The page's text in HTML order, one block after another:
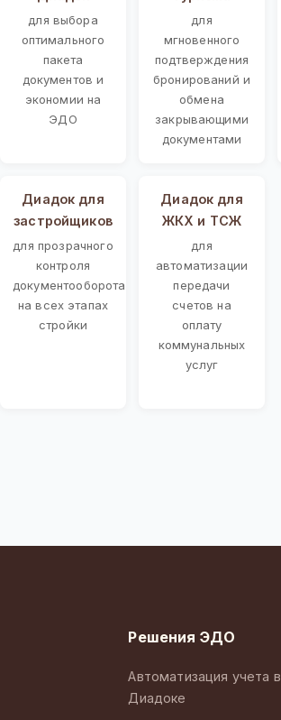
для выбора
оптимального
пакета
документов и
экономии на
ЭДО
для
мгновенного
подтверждения
бронирований и
обмена
закрывающими
документами
Диадок для
застройщиков
для прозрачного
контроля
документооборота
на всех этапах
стройки
Диадок для
ЖКХ и ТСЖ
для
автоматизации
передачи
счетов на
оплату
коммунальных
услуг
Решения ЭДО
Автоматизация учета в
Диадоке